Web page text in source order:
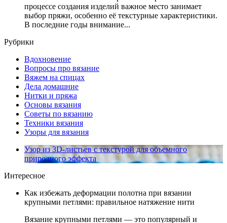
процессе создания изделий важное место занимает
выбор пряжи, особенно её текстурные характеристики.
В последние годы внимание...
Рубрики
Вдохновение
Вопросы про вязание
Вяжем на спицах
Дела домашние
Нитки и пряжа
Основы вязания
Советы по вязанию
Техники вязания
Узоры для вязания
Узор из 3D-листьев с текстурой для объемного
природного эффекта
Интересное
Как избежать деформации полотна при вязании
крупными петлями: правильное натяжение нити
Вязание крупными петлями — это популярный и